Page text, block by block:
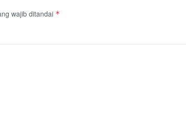
wajib ditandai *